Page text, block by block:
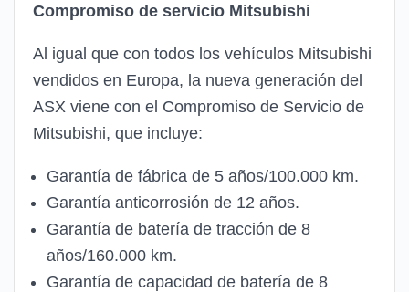
Compromiso de servicio Mitsubishi
Al igual que con todos los vehículos Mitsubishi
vendidos en Europa, la nueva generación del
ASX viene con el Compromiso de Servicio de
Mitsubishi, que incluye:
Garantía de fábrica de 5 años/100.000 km.
Garantía anticorrosión de 12 años.
Garantía de batería de tracción de 8
años/160.000 km.
Garantía de capacidad de batería de 8